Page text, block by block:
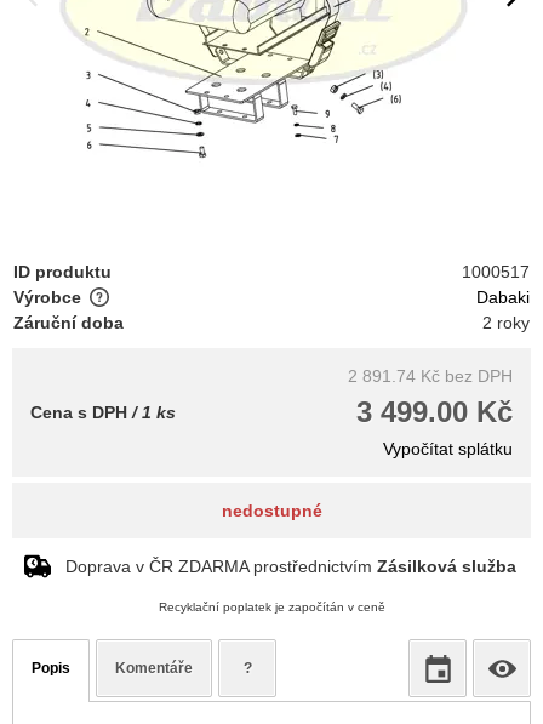
ID produktu
1000517
Výrobce
Dabaki
Záruční doba
2 roky
2 891.74 Kč bez DPH
3 499.00 Kč
Cena s DPH / 1 ks
Vypočítat splátku
nedostupné
Doprava v ČR ZDARMA prostřednictvím Zásilková služba
Recyklační poplatek je započítán v ceně
Popis Komentáře ?